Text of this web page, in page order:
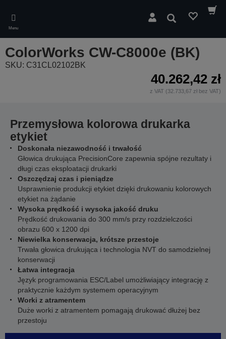
main
content
Menu
Wyszukaj
ColorWorks CW-C8000e (BK)
SKU: C31CL02102BK
40.262,42 zł
z VAT (32.733,67 zł bez VAT)
Przemysłowa kolorowa drukarka
etykiet
Doskonała niezawodność i trwałość
Głowica drukująca PrecisionCore zapewnia spójne rezultaty i
długi czas eksploatacji drukarki
Oszczędzaj czas i pieniądze
Usprawnienie produkcji etykiet dzięki drukowaniu kolorowych
etykiet na żądanie
Wysoka prędkość i wysoka jakość druku
Prędkość drukowania do 300 mm/s przy rozdzielczości
obrazu 600 x 1200 dpi
Niewielka konserwacja, krótsze przestoje
Trwała głowica drukująca i technologia NVT do samodzielnej
konserwacji
Łatwa integracja
Język programowania ESC/Label umożliwiający integrację z
praktycznie każdym systemem operacyjnym
Worki z atramentem
Duże worki z atramentem pomagają drukować dłużej bez
przestoju